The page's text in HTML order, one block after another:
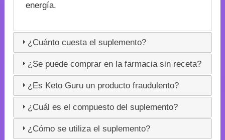
energía.
¿Cuánto cuesta el suplemento?
¿Se puede comprar en la farmacia sin receta?
¿Es Keto Guru un producto fraudulento?
¿Cuál es el compuesto del suplemento?
¿Cómo se utiliza el suplemento?